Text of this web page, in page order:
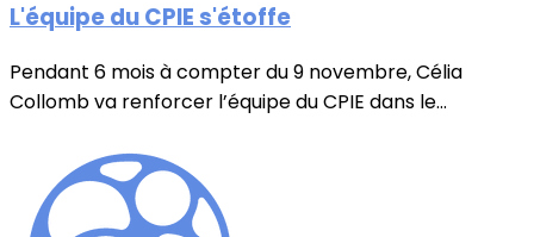
L'équipe du CPIE s'étoffe
Pendant 6 mois à compter du 9 novembre, Célia
Collomb va renforcer l’équipe du CPIE dans le...